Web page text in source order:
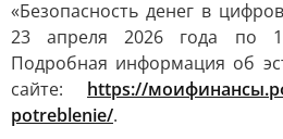
«Безопасность денег в
23 апреля 2026 года по 1
Подробная информация об
сайте: https://
potreblenie/.